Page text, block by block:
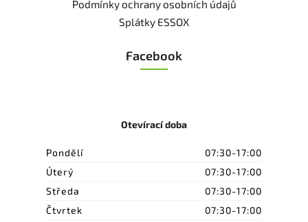
Podmínky ochrany osobních údajů
Splátky ESSOX
Facebook
Otevírací doba
Pondělí
07:30-17:00
Úterý
07:30-17:00
Středa
07:30-17:00
Čtvrtek
07:30-17:00